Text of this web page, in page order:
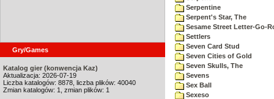
Gry/Games
Katalog gier (konwencja Kaz)
Aktualizacja: 2026-07-19
Liczba katalogów: 8878, liczba plików: 40040
Zmian katalogów: 1, zmian plików: 1
Serpentine
Serpent's Star, The
Sesame Street Letter-Go-
Settlers
Seven Card Stud
Seven Cities of Gold
Seven Skulls, The
Sevens
Sex Ball
Sexeso